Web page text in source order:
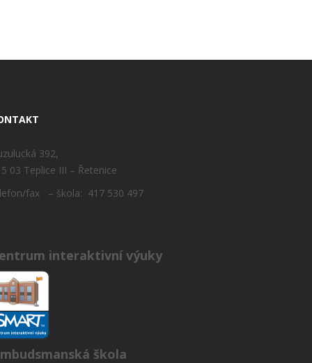
392,
03 Teplice III – Řetenice
fax – škola: 417 530 497
interaktivní výuky
škola